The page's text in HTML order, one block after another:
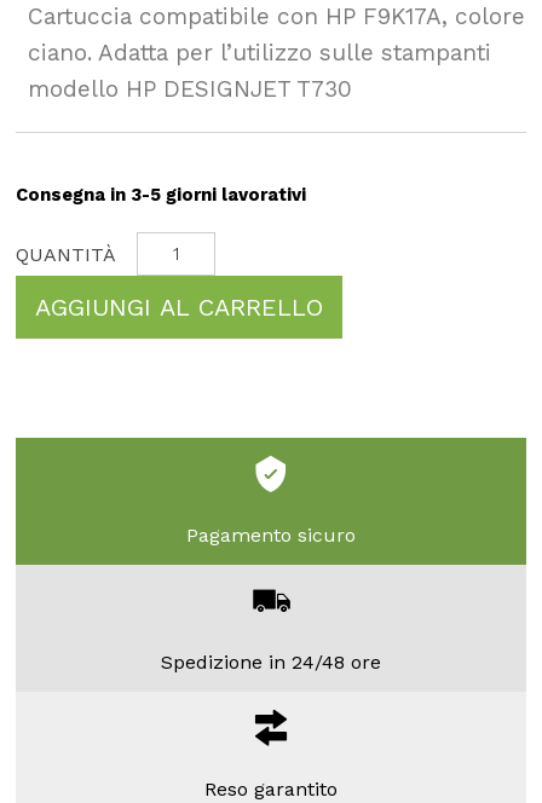
Cartuccia compatibile con HP F9K17A, colore
ciano. Adatta per l’utilizzo sulle stampanti
modello HP DESIGNJET T730
Consegna in 3-5 giorni lavorativi
AGGIUNGI AL CARRELLO
Pagamento sicuro
Spedizione in 24/48 ore
Reso garantito